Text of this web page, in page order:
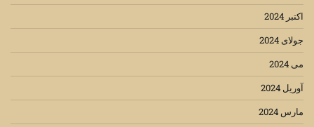
اکتبر 2024
جولای 2024
می 2024
آوریل 2024
مارس 2024